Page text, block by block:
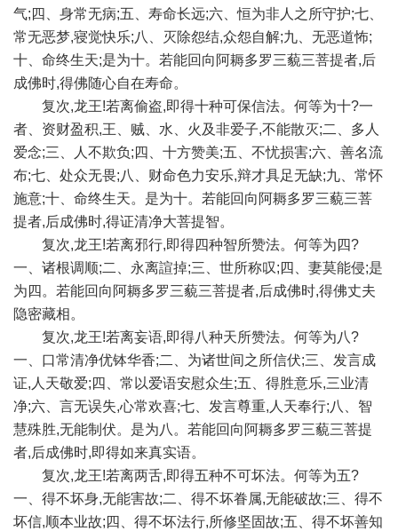
气;四、身常无病;五、寿命长远;六、恒为非人之所守护;七、
常无恶梦,寝觉快乐;八、灭除怨结,众怨自解;九、无恶道怖;
十、命终生天;是为十。若能回向阿耨多罗三藐三菩提者,后
成佛时,得佛随心自在寿命。
复次,龙王!若离偷盗,即得十种可保信法。何等为十?一
者、资财盈积,王、贼、水、火及非爱子,不能散灭;二、多人
爱念;三、人不欺负;四、十方赞美;五、不忧损害;六、善名流
布;七、处众无畏;八、财命色力安乐,辩才具足无缺;九、常怀
施意;十、命终生天。是为十。若能回向阿耨多罗三藐三菩
提者,后成佛时,得证清净大菩提智。
复次,龙王!若离邪行,即得四种智所赞法。何等为四?
一、诸根调顺;二、永离諠掉;三、世所称叹;四、妻莫能侵;是
为四。若能回向阿耨多罗三藐三菩提者,后成佛时,得佛丈夫
隐密藏相。
复次,龙王!若离妄语,即得八种天所赞法。何等为八?
一、口常清净优钵华香;二、为诸世间之所信伏;三、发言成
证,人天敬爱;四、常以爱语安慰众生;五、得胜意乐,三业清
净;六、言无误失,心常欢喜;七、发言尊重,人天奉行;八、智
慧殊胜,无能制伏。是为八。若能回向阿耨多罗三藐三菩提
者,后成佛时,即得如来真实语。
复次,龙王!若离两舌,即得五种不可坏法。何等为五?
一、得不坏身,无能害故;二、得不坏眷属,无能破故;三、得不
坏信,顺本业故;四、得不坏法行,所修坚固故;五、得不坏善知